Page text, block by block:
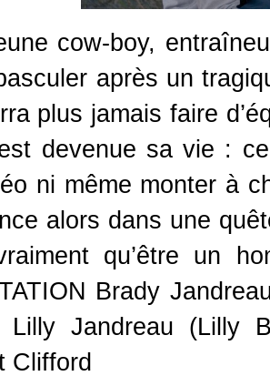
cow-boy,
après un
plus jamais faire
devenue sa vie :
ni même monter à
alors dans une
qu’être un
Brady
Lilly Jandreau (Lilly
Clifford